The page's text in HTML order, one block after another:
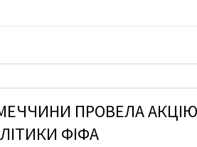
ПРОВЕЛА
ФІФА